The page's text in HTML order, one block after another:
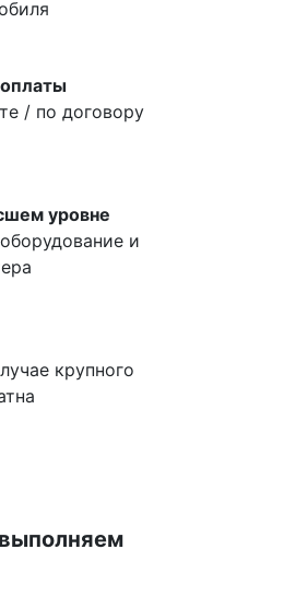
/ по договору
уровне
и
крупного